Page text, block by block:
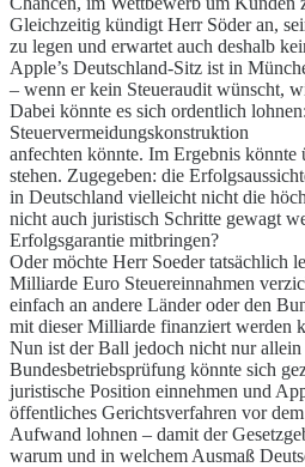
Gleichzeitig kündigt Herr Söder an,
zu legen und erwartet auch deshalb
Apple’s Deutschland-Sitz ist in
– wenn er kein Steueraudit wünscht,
Dabei könnte es sich ordentlich
Steuervermeidungskonstruktion
anfechten könnte. Im Ergebnis
stehen. Zugegeben: die
in Deutschland vielleicht nicht die
nicht auch juristisch Schritte gewagt
Erfolgsgarantie mitbringen?
Oder möchte Herr Soeder tatsächlich
Milliarde Euro Steuereinnahmen
einfach an andere Länder oder den
mit dieser Milliarde finanziert werden
Nun ist der Ball jedoch nicht nur
Bundesbetriebsprüfung könnte sich
juristische Position einnehmen und
öffentliches Gerichtsverfahren vor
Aufwand lohnen – damit der
warum und in welchem Ausmaß